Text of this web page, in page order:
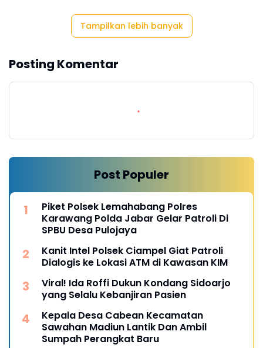
Tampilkan lebih banyak
Posting Komentar
Post Populer
Piket Polsek Lemahabang Polres
Karawang Polda Jabar Gelar Patroli Di
SPBU Desa Pulojaya
Kanit Intel Polsek Ciampel Giat Patroli
Dialogis ke Lokasi ATM di Kawasan KIM
Viral! Ida Roffi Dukun Kondang Sidoarjo
yang Selalu Kebanjiran Pasien
Kepala Desa Cabean Kecamatan
Sawahan Madiun Lantik Dan Ambil
Sumpah Perangkat Baru